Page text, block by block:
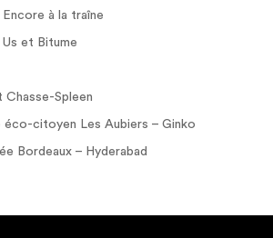
Encore à la traîne
Us et Bitume
Chasse-Spleen
éco-citoyen Les Aubiers – Ginko
Bordeaux – Hyderabad